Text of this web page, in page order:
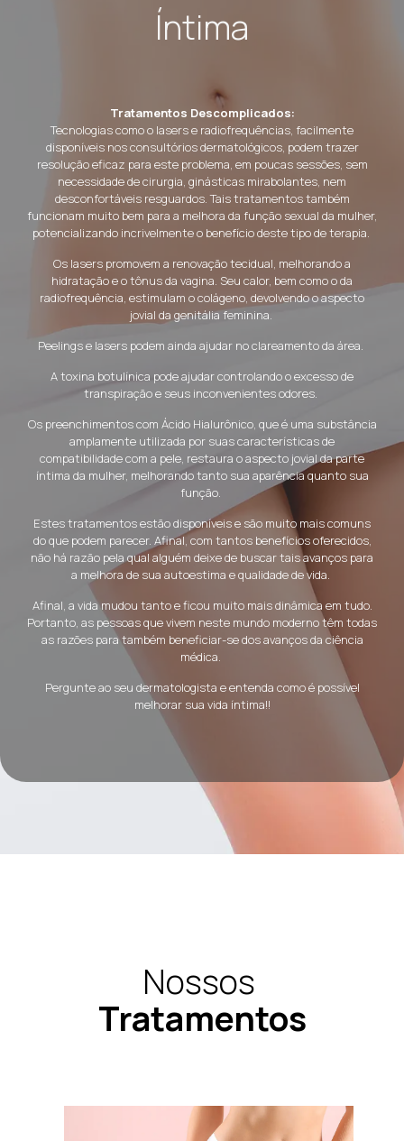
Íntima
Tratamentos Descomplicados:
Tecnologias como o lasers e radiofrequências, facilmente
disponíveis nos consultórios dermatológicos, podem trazer
resolução eficaz para este problema, em poucas sessões, sem
necessidade de cirurgia, ginásticas mirabolantes, nem
desconfortáveis resguardos. Tais tratamentos também
funcionam muito bem para a melhora da função sexual da mulher,
potencializando incrivelmente o benefício deste tipo de terapia.
Os lasers promovem a renovação tecidual, melhorando a
hidratação e o tônus da vagina. Seu calor, bem como o da
radiofrequência, estimulam o colágeno, devolvendo o aspecto
jovial da genitália feminina.
Peelings e lasers podem ainda ajudar no clareamento da área.
A toxina botulínica pode ajudar controlando o excesso de
transpiração e seus inconvenientes odores.
Os preenchimentos com Ácido Hialurônico, que é uma substância
amplamente utilizada por suas características de
compatibilidade com a pele, restaura o aspecto jovial da parte
íntima da mulher, melhorando tanto sua aparência quanto sua
função.
Estes tratamentos estão disponíveis e são muito mais comuns
do que podem parecer. Afinal, com tantos benefícios oferecidos,
não há razão pela qual alguém deixe de buscar tais avanços para
a melhora de sua autoestima e qualidade de vida.
Afinal, a vida mudou tanto e ficou muito mais dinâmica em tudo.
Portanto, as pessoas que vivem neste mundo moderno têm todas
as razões para também beneficiar-se dos avanços da ciência
médica.
Pergunte ao seu dermatologista e entenda como é possível
melhorar sua vida íntima!!
Nossos
Tratamentos